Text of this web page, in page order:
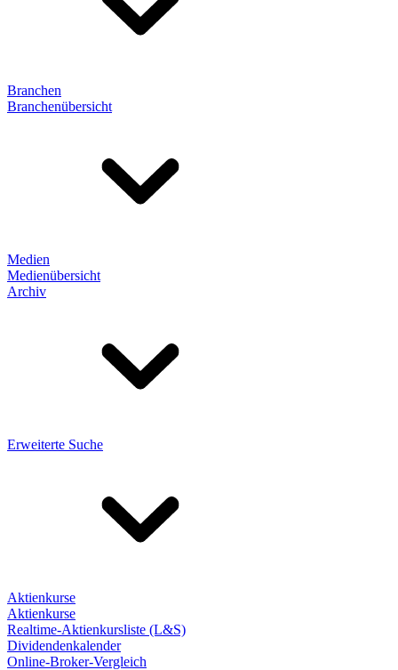
Branchen
Branchenübersicht
Medien
Medienübersicht
Archiv
Erweiterte Suche
Aktienkurse
Aktienkurse
Realtime-Aktienkursliste (L&S)
Dividendenkalender
Online-Broker-Vergleich